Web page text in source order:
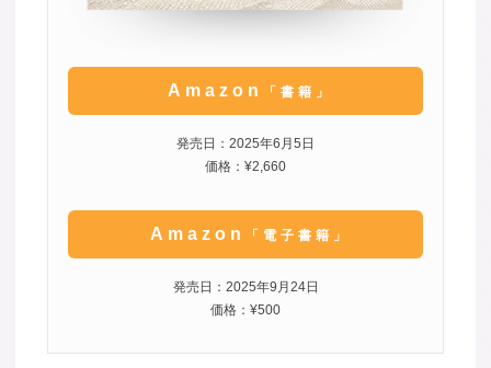
Amazon 「書籍」
発売日：2025年6月5日
価格：¥2,660
Amazon 「電子書籍」
発売日：2025年9月24日
価格：¥500